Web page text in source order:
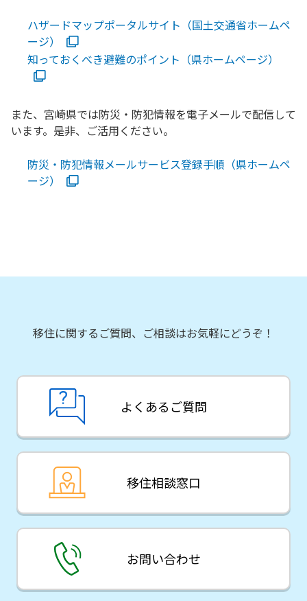
ハザードマップポータルサイト（国土交通省ホームペ
ージ）
知っておくべき避難のポイント（県ホームページ）
また、宮崎県では防災・防犯情報を電子メールで配信して
います。是非、ご活用ください。
防災・防犯情報メールサービス登録手順（県ホームペ
ージ）
移住に関するご質問、ご相談はお気軽にどうぞ！
よくあるご質問
移住相談窓口
お問い合わせ